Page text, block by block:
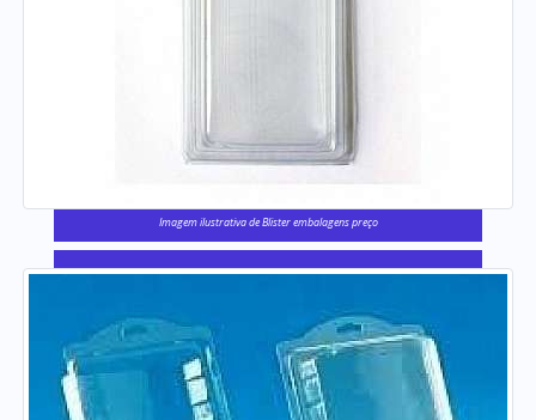
Imagem ilustrativa de Blister embalagens preço